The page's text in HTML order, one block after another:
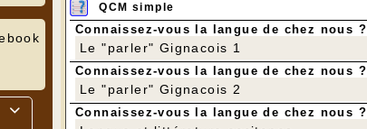

QCM simple
Connaissez-vous la langue de chez nous ?
Le "parler" Gignacois 1
Connaissez-vous la langue de chez nous ?
Le "parler" Gignacois 2
Connaissez-vous la langue de chez nous ?